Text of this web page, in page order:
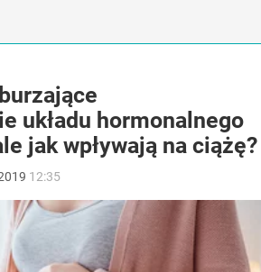
układu hormonalnego
jak wpływają na ciążę?
12:35